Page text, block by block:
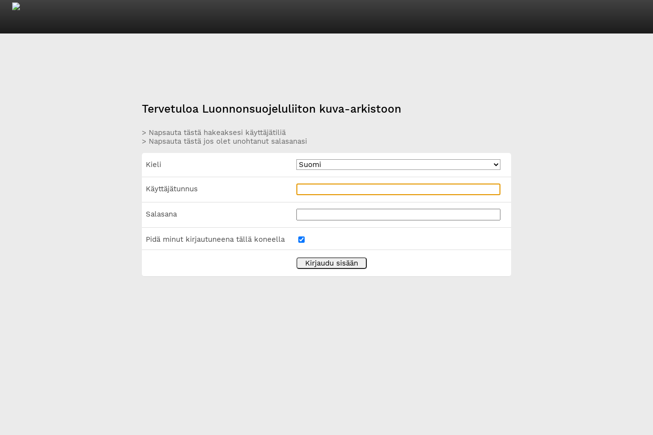
Tervetuloa Luonnonsuojeluliiton kuva-arkistoon
> Napsauta tästä hakeaksesi käyttäjätiliä
> Napsauta tästä jos olet unohtanut salasanasi
Kieli
Käyttäjätunnus
Salasana
Pidä minut kirjautuneena tällä koneella